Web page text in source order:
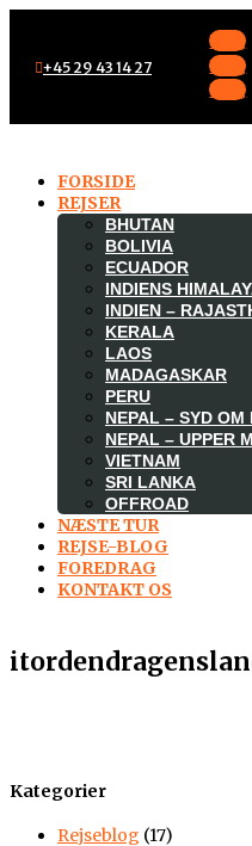
+45 29 43 14 27
Følg
Følg
Følg
FORSIDE
REJSER
BHUTAN
BOLIVIA
ECUADOR
INDIENS
INDIEN –
KERALA
LAOS
MADAGASKAR
PERU
NEPAL – SYD OM
NEPAL – UPPER
VIETNAM
SRI LANKA
OFFROAD
NÆSTE TUR
REJSE-BLOG
FOREDRAG
KONTAKT OS
Kategorier
Rejseblog (17)